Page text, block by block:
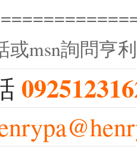
或msn詢問亨